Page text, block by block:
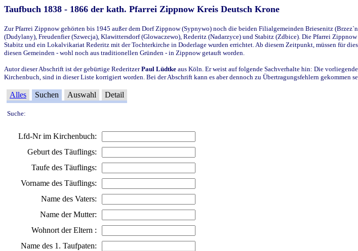
Taufbuch 1838 - 1866 der kath. Pfarrei Zippnow Kreis Deutsch Krone
Zur Pfarrei Zippnow gehörten bis 1945 außer dem Dorf Zippnow (Sypnywo) noch die beiden Filialgemeinden Briesenitz
(Dudylany), Freudenfier (Szwecja), Klawittersdorf (Glowaczewo), Rederitz (Nadarzyce) und Stabitz (Zdbice). Die Pfarrei
Stabitz und ein Lokalvikariat Rederitz mit der Tochterkirche in Doderlage wurden errichtet. Ab diesem Zeitpunkt, müssen für
diesen Gemeinden - wohl noch aus traditionellen Gründen - in Zippnow getauft worden.
Autor dieser Abschrift ist der gebürtige RederitzerPaul Lüdtke aus Köln. Er weist auf folgende Sachverhalte hin: Die
Kirchenbuch, sind in dieser Liste korrigiert worden. Bei der Abschrift kann es aber dennoch zu Übertragungsfehlern gekommen
Alles Suchen Auswahl Detail
Suche:
Lfd-Nr im Kirchenbuch:
Geburt des Täuflings:
Taufe des Täuflings:
Vorname des Täuflings:
Name des Vaters:
Name der Mutter:
Wohnort der Eltern :
Name des 1. Taufpaten: